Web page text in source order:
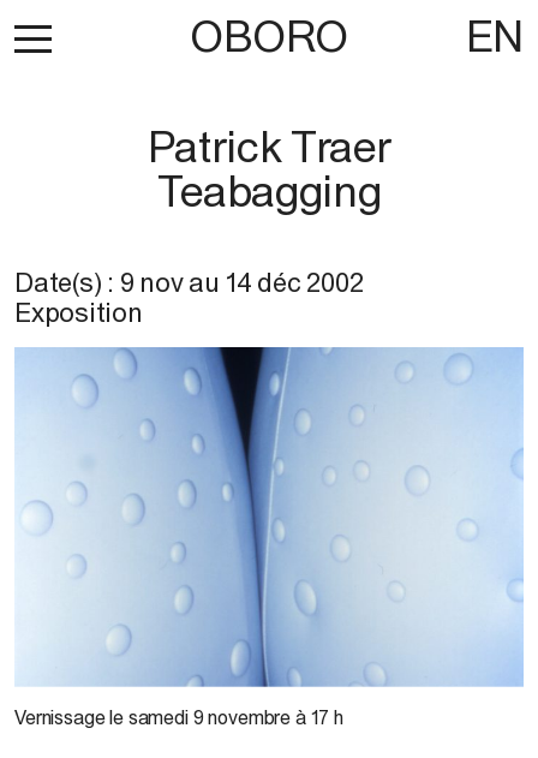
OBORO EN
Patrick Traer
Teabagging
Date(s) : 9 novau 14 déc 2002
Exposition
Vernissage le samedi 9 novembre à 17 h